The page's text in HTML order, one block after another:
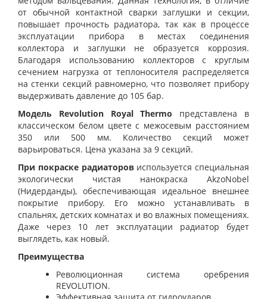
от обычной контактной сварки заглушки и секции,
повышает прочность радиатора, так как в процессе
эксплуатации прибора в местах соединения
коллектора и заглушки не образуется коррозия.
Благодаря использованию коллекторов с круглым
сечением нагрузка от теплоносителя распределяется
на стенки секций равномерно, что позволяет прибору
выдерживать давление до 105 бар.
Модель Revolution Royal Thermo представлена в
классическом белом цвете с межосевым расстоянием
350 или 500 мм. Количество секций может
варьироваться. Цена указана за 9 секций.
При покраске радиаторовиспользуется специальная
экологически чистая нанокраска AkzoNobel
(Нидерданды), обеспечивающая идеальное внешнее
покрытие прибору. Его можно устанавливать в
спальнях, детских комнатах и во влажных помещениях.
Даже через 10 лет эксплуатации радиатор будет
выглядеть, как новый.
Преимущества
Революционная система оребрения
REVOLUTION.